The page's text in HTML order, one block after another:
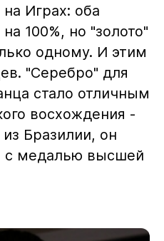
Играх: оба
100%, но "золото"
одному. И этим
"Серебро" для
стало отличным
восхождения -
Бразилии, он
с медалью высшей